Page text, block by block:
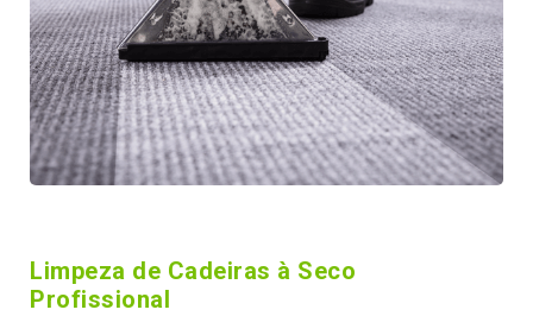
Limpeza de Cadeiras à Seco
Profissional